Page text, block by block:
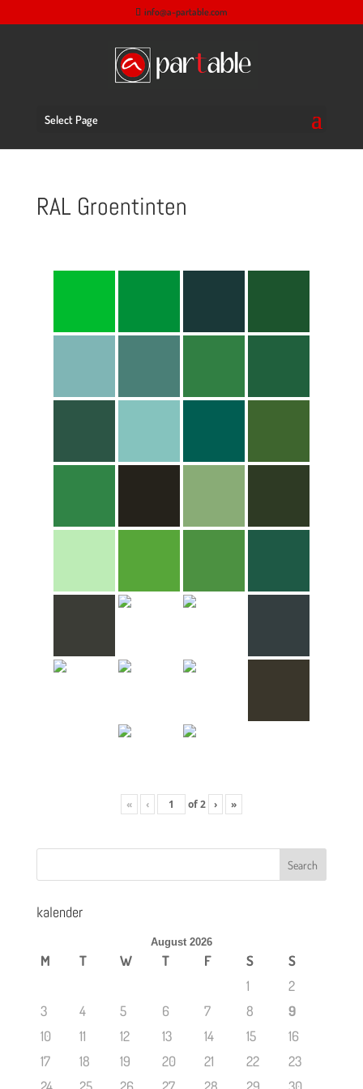
info@a-partable.com
Select Page
RAL Groentinten
« ‹ of2 › »
kalender
August 2026
M T W T F S
S
1
2
3
4 5 6 7 8
9
10
11 12 13 14 15
16
17
18 19 20 21 22
23